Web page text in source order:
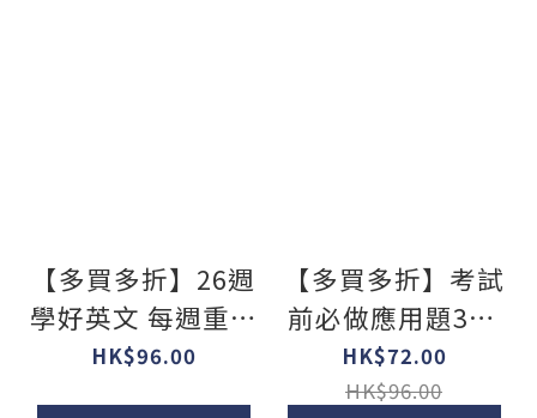
【多買多折】26週
學好英文 每週重點
文法練習及模擬試
HK$96.00
【多買多折】考試
前必做應用題300
(新課程版) 1下
HK$72.00
HK$96.00